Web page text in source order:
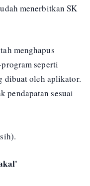
menerbitkan SK
menghapus
seperti
dibuat oleh aplikator.
pendapatan sesuai